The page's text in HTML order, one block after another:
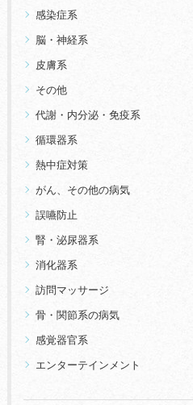
感染症系
脳・神経系
皮膚系
その他
代謝・内分泌・免疫系
循環器系
熱中症対策
がん、その他の病気
誤嚥防止
腎・泌尿器系
消化器系
訪問マッサージ
骨・関節系の病気
感覚器官系
エンターテインメント